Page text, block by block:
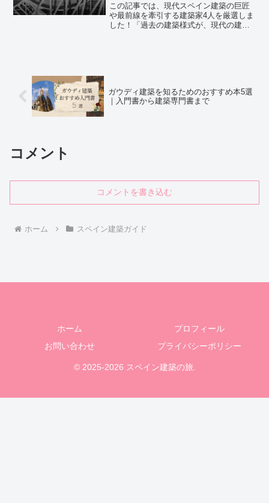
この記事では、現代スペイン建築の巨匠
や最前線を牽引する建築家4人を厳選しま
した！「過去の建築様式が、現代の建築
ガウディ建築を知るためのおすすめ本5選
｜入門書から建築専門書まで
コメント
コメントを書き込む
ホーム スペイン建築ガイド
ホーム
プロフィール
お問い合わせ
プライバシーポリシー
© 2025-2026 スペイン建築の旅.